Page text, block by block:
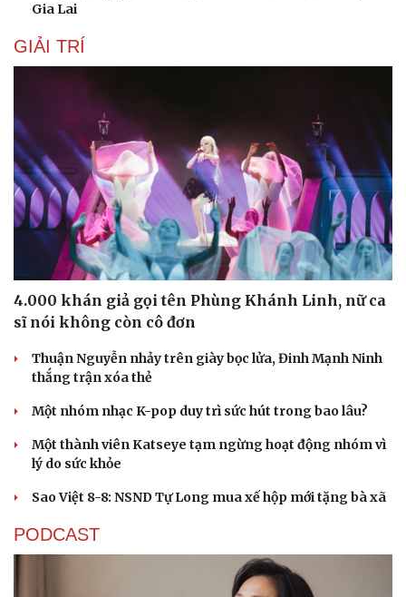
Gia Lai
GIẢI TRÍ
4.000 khán giả gọi tên Phùng Khánh Linh, nữ ca
sĩ nói không còn cô đơn
Thuận Nguyễn nhảy trên giày bọc lửa, Đinh Mạnh Ninh
thắng trận xóa thẻ
Một nhóm nhạc K-pop duy trì sức hút trong bao lâu?
Một thành viên Katseye tạm ngừng hoạt động nhóm vì
lý do sức khỏe
Sao Việt 8-8: NSND Tự Long mua xế hộp mới tặng bà xã
PODCAST